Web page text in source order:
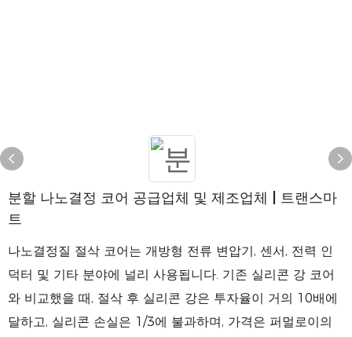
분할 나노결정 코어 공급업체 및 제조업체 | 트랜스마
트
나노결정질 절삭 코어는 개방형 전류 변압기, 센서, 전력 인
덕터 및 기타 분야에 널리 사용됩니다. 기존 실리콘 강 코어
와 비교했을 때, 절삭 후 실리콘 강은 투자율이 거의 10배에
달하고, 실리콘 손실은 1/3에 불과하며, 가격은 퍼멀로이의